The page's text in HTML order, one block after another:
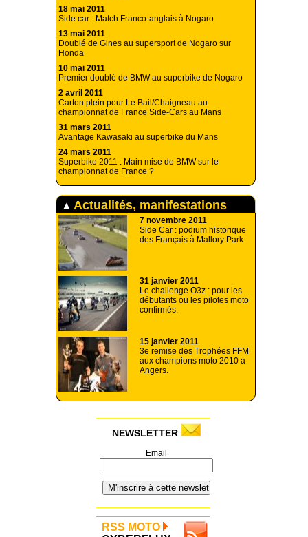
18 mai 2011
Side car : Match Franco-anglais à Nogaro
13 mai 2011
Doublé de Gines au supersport de Nogaro sur
Honda
10 mai 2011
Premier doublé de BMW au superbike de Nogaro
2 avril 2011
Carton plein pour Le Bail/Chaigneau au
championnat de France Side-Cars au Mans
31 mars 2011
Avantage Kawasaki au superbike du Mans
24 mars 2011
Superbike 2011 : Main mise de BMW sur le
championnat de France ?
Actualités, manifestations
7 novembre 2011
Side Car : podium historique
des Français à Mallory Park
31 janvier 2011
Le challenge O3z : pour les
débutants ou les pilotes moto
confirmés.
15 janvier 2011
3e remise des Trophées FFM
aux champions moto 2010 à
Angers.
NEWSLETTER
Email
RSS MOTO